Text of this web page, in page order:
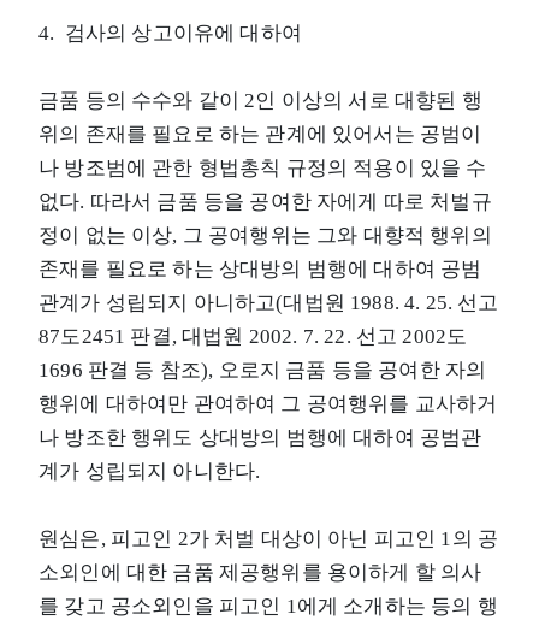
4. 검사의 상고이유에 대하여
금품 등의 수수와 같이 2인 이상의 서로 대향된 행
위의 존재를 필요로 하는 관계에 있어서는 공범이
나 방조범에 관한 형법총칙 규정의 적용이 있을 수
없다. 따라서 금품 등을 공여한 자에게 따로 처벌규
정이 없는 이상, 그 공여행위는 그와 대향적 행위의
존재를 필요로 하는 상대방의 범행에 대하여 공범
관계가 성립되지 아니하고(대법원 1988. 4. 25. 선고
87도2451 판결, 대법원 2002. 7. 22. 선고 2002도
1696 판결 등 참조), 오로지 금품 등을 공여한 자의
행위에 대하여만 관여하여 그 공여행위를 교사하거
나 방조한 행위도 상대방의 범행에 대하여 공범관
계가 성립되지 아니한다.
원심은, 피고인 2가 처벌 대상이 아닌 피고인 1의 공
소외인에 대한 금품 제공행위를 용이하게 할 의사
를 갖고 공소외인을 피고인 1에게 소개하는 등의 행